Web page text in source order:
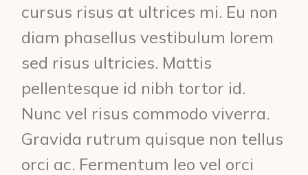
cursus risus at ultrices mi. Eu non
diam phasellus vestibulum lorem
sed risus ultricies. Mattis
pellentesque id nibh tortor id.
Nunc vel risus commodo viverra.
Gravida rutrum quisque non tellus
orci ac. Fermentum leo vel orci